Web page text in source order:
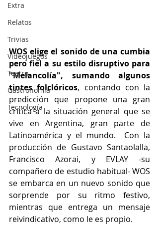
Extra
Relatos
Trivias
Videojuegos
Teatro
Gastronomía
Tecnología
WOS elige el sonido de una cumbia
pero fiel a su estilo disruptivo para
"Melancolía", sumando algunos
tintes folclóricos, contando con la
predicción que propone una gran
crítica a la situación general que se
vive en Argentina, gran parte de
Latinoamérica y el mundo.  Con la
producción de Gustavo Santaolalla,
Francisco Azorai, y EVLAY -su
compañero de estudio habitual- WOS
se embarca en un nuevo sonido que
sorprende por su ritmo festivo,
mientras que entrega un mensaje
reivindicativo, como le es propio.